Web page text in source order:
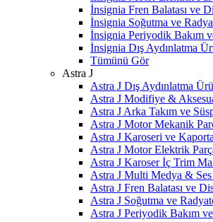
İnsignia Fren Balatası ve
İnsignia Soğutma ve
İnsignia Periyodik Bakım
İnsignia Dış Aydınlatma
Tümünü Gör
Astra J
Astra J Dış Aydınlatma
Astra J Modifiye &
Astra J Arka Takım ve
Astra J Motor Mekanik
Astra J Karoseri ve
Astra J Motor Elektrik
Astra J Karoser İç Trim
Astra J Multi Medya & Ses
Astra J Fren Balatası ve
Astra J Soğutma ve
Astra J Periyodik Bakım